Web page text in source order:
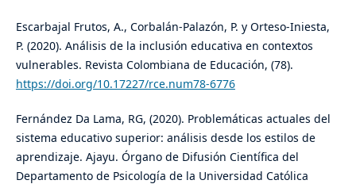
Escarbajal Frutos, A., Corbalán-Palazón, P. y Orteso-Iniesta,
P. (2020). Análisis de la inclusión educativa en contextos
vulnerables. Revista Colombiana de Educación, (78).
https://doi.org/10.17227/rce.num78-6776
Fernández Da Lama, RG, (2020). Problemáticas actuales del
sistema educativo superior: análisis desde los estilos de
aprendizaje. Ajayu. Órgano de Difusión Científica del
Departamento de Psicología de la Universidad Católica